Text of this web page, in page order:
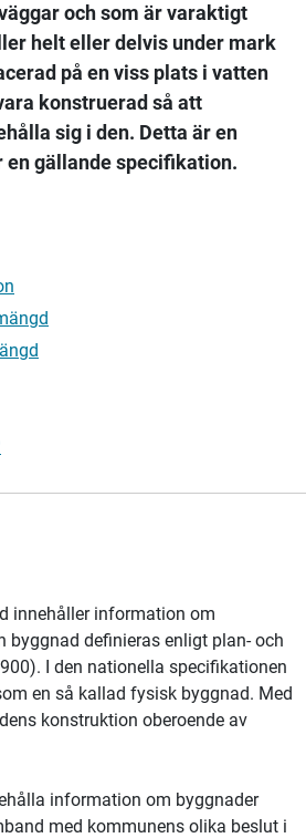
och som är varaktigt
helt eller delvis under mark
på en viss plats i vatten
konstruerad så att
sig i den. Detta är en
en gällande specifikation.
innehåller information om
byggnad definieras enligt plan- och
I den nationella specifikationen
en så kallad fysisk byggnad. Med
konstruktion oberoende av
information om byggnader
med kommunens olika beslut i